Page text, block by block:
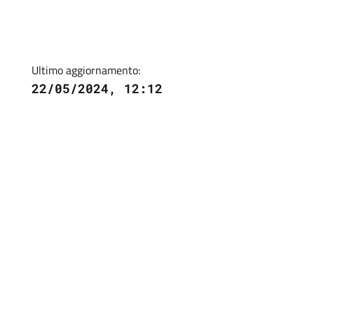
Ultimo aggiornamento:
22/05/2024, 12:12